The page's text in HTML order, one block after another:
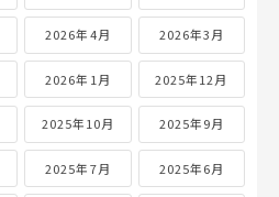
2026年4月 2026年3月
2026年1月 2025年12月
2025年10月 2025年9月
2025年7月 2025年6月